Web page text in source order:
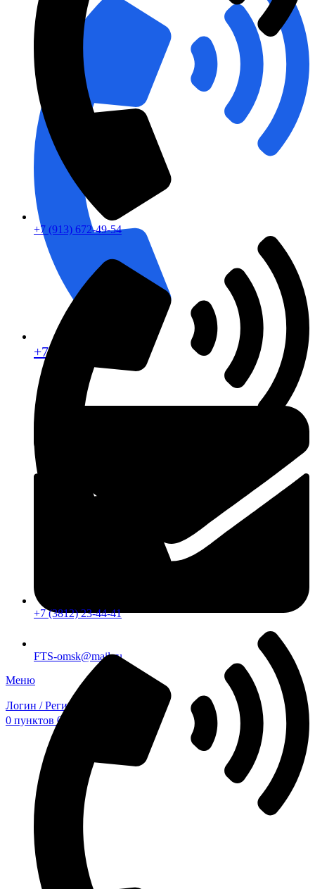
+7 (913) 672-49-54
FTS-omsk@mail.ru
Меню
Логин / Регистрация
0 пунктов 0,00
+7 (913) 672-49-54
+7 (3812) 23-44-41